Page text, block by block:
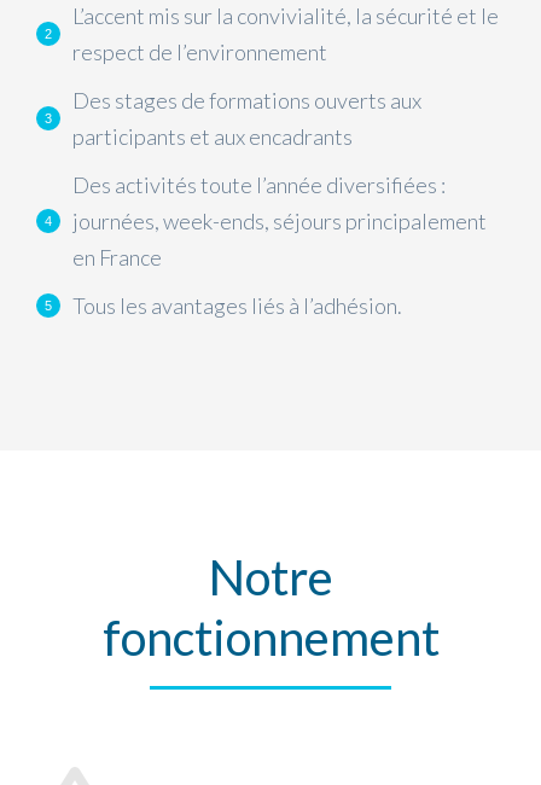
L’accent mis sur la convivialité, la sécurité et le
respect de l’environnement
Des stages de formations ouverts aux
participants et aux encadrants
Des activités toute l’année diversifiées :
journées, week-ends, séjours principalement
en France
Tous les avantages liés à l’adhésion.
Notre
fonctionnement